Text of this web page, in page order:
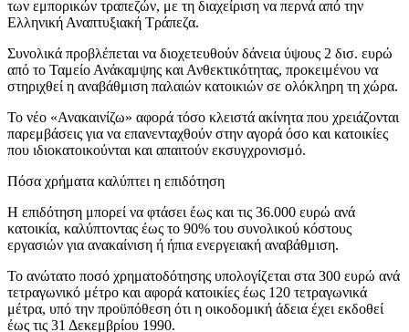
των εμπορικών τραπεζών, με τη διαχείριση να περνά από την
Ελληνική Αναπτυξιακή Τράπεζα.
Συνολικά προβλέπεται να διοχετευθούν δάνεια ύψους 2 δισ. ευρώ
από το Ταμείο Ανάκαμψης και Ανθεκτικότητας, προκειμένου να
στηριχθεί η αναβάθμιση παλαιών κατοικιών σε ολόκληρη τη χώρα.
Το νέο «Ανακαινίζω» αφορά τόσο κλειστά ακίνητα που χρειάζονται
παρεμβάσεις για να επανενταχθούν στην αγορά όσο και κατοικίες
που ιδιοκατοικούνται και απαιτούν εκσυγχρονισμό.
Πόσα χρήματα καλύπτει η επιδότηση
Η επιδότηση μπορεί να φτάσει έως και τις 36.000 ευρώ ανά
κατοικία, καλύπτοντας έως το 90% του συνολικού κόστους
εργασιών για ανακαίνιση ή ήπια ενεργειακή αναβάθμιση.
Το ανώτατο ποσό χρηματοδότησης υπολογίζεται στα 300 ευρώ ανά
τετραγωνικό μέτρο και αφορά κατοικίες έως 120 τετραγωνικά
μέτρα, υπό την προϋπόθεση ότι η οικοδομική άδεια έχει εκδοθεί
έως τις 31 Δεκεμβρίου 1990.